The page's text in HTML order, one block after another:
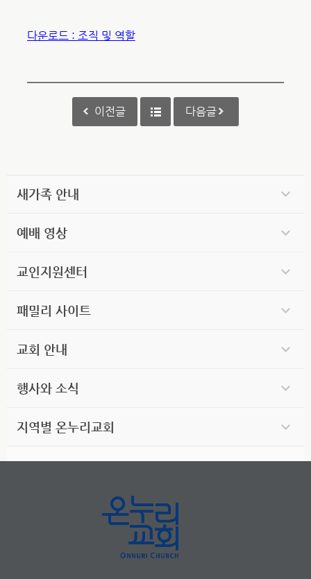
다운로드 : 조직 및 역할
이전글 다음글
새가족 안내
예배 영상
교인지원센터
패밀리 사이트
교회 안내
행사와 소식
지역별 온누리교회